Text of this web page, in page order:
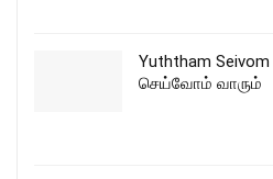
Yuththam
செய்வோம் வாரும்